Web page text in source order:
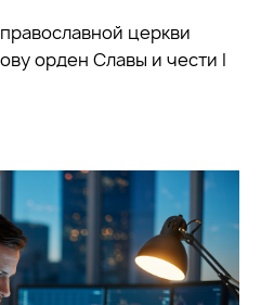
церкви
орден Славы и чести I